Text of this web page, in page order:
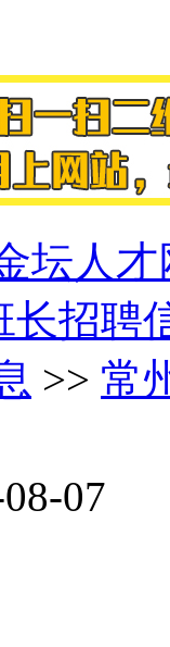
坛人才
长招聘
>> 常
07